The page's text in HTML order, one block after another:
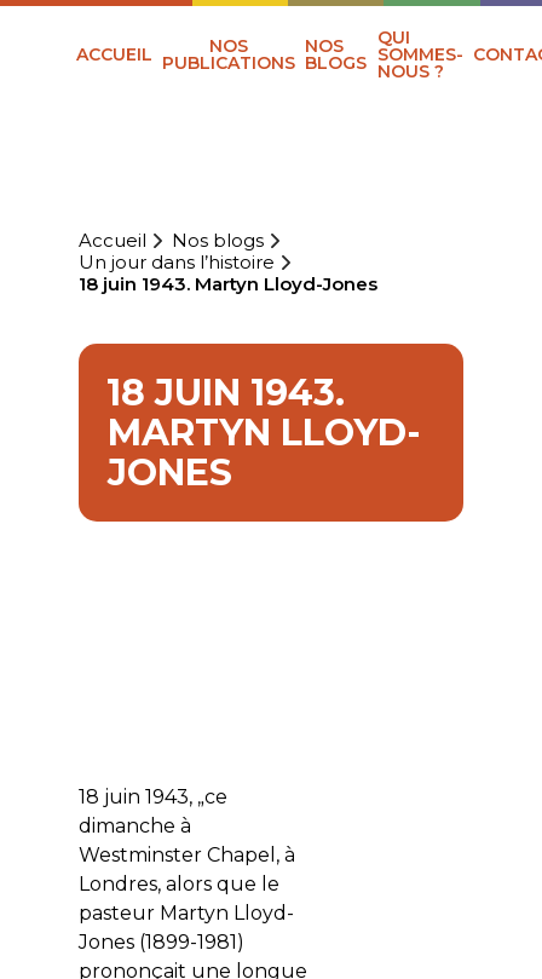
ACCUEIL NOS
PUBLICATIONS
NOS
BLOGS
QUI
SOMMES-
NOUS ?
Accueil
Nos blogs
Un jour dans l’histoire
18 juin 1943. Martyn Lloyd-Jones
18 JUIN 1943.
MARTYN LLOYD-
JONES
18 juin 1943, „ce
dimanche à
Westminster Chapel, à
Londres, alors que le
pasteur Martyn Lloyd-
Jones (1899-1981)
prononçait une longue